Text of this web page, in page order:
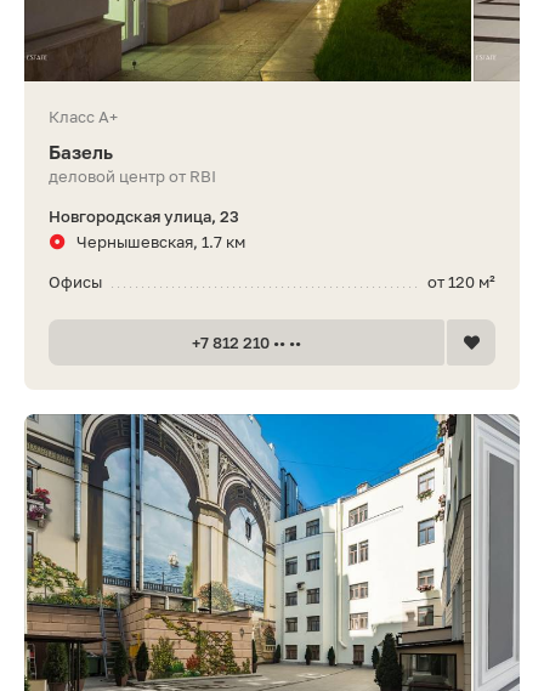
Класс A+
Базель
деловой центр от RBI
Новгородская улица, 23
Чернышевская, 1.7 км
от 120 м²
Офисы
+7 812 210 •• ••